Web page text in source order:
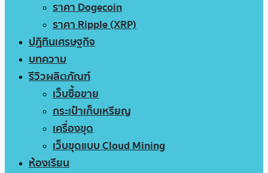
ราคา Dogecoin
ราคา Ripple (XRP)
ปฏิทินเศรษฐกิจ
บทความ
รีวิวผลิตภัณฑ์
เว็บซื้อขาย
กระเป๋าเก็บเหรียญ
เครื่องขุด
เว็บขุดแบบ Cloud Mining
ห้องเรียน